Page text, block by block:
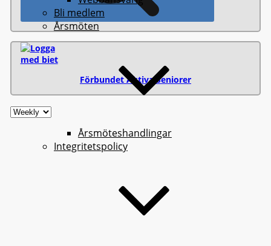
Bli medlem
Årsmöten
Årsmöteshandlingar
Integritetspolicy
Förbundet Aktiva Seniorer